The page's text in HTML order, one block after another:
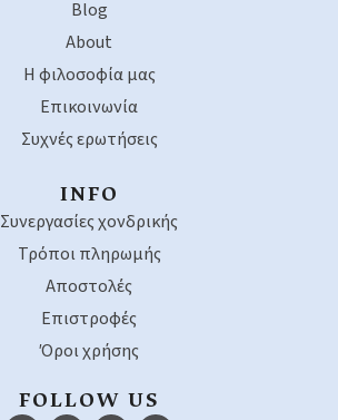
Blog
About
Η φιλοσοφία μας
Επικοινωνία
Συχνές ερωτήσεις
INFO
Συνεργασίες χονδρικής
Τρόποι πληρωμής
Αποστολές
Επιστροφές
Όροι χρήσης
FOLLOW US